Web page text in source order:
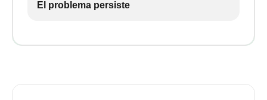
El problema persiste